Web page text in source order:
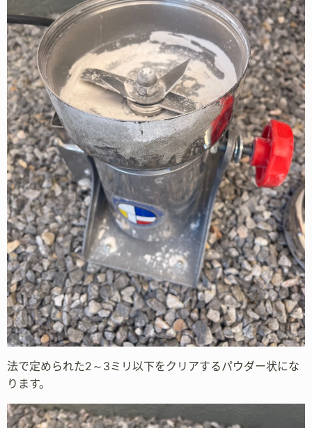
法で定められた2～3ミリ以下をクリアするパウダー状にな
ります。